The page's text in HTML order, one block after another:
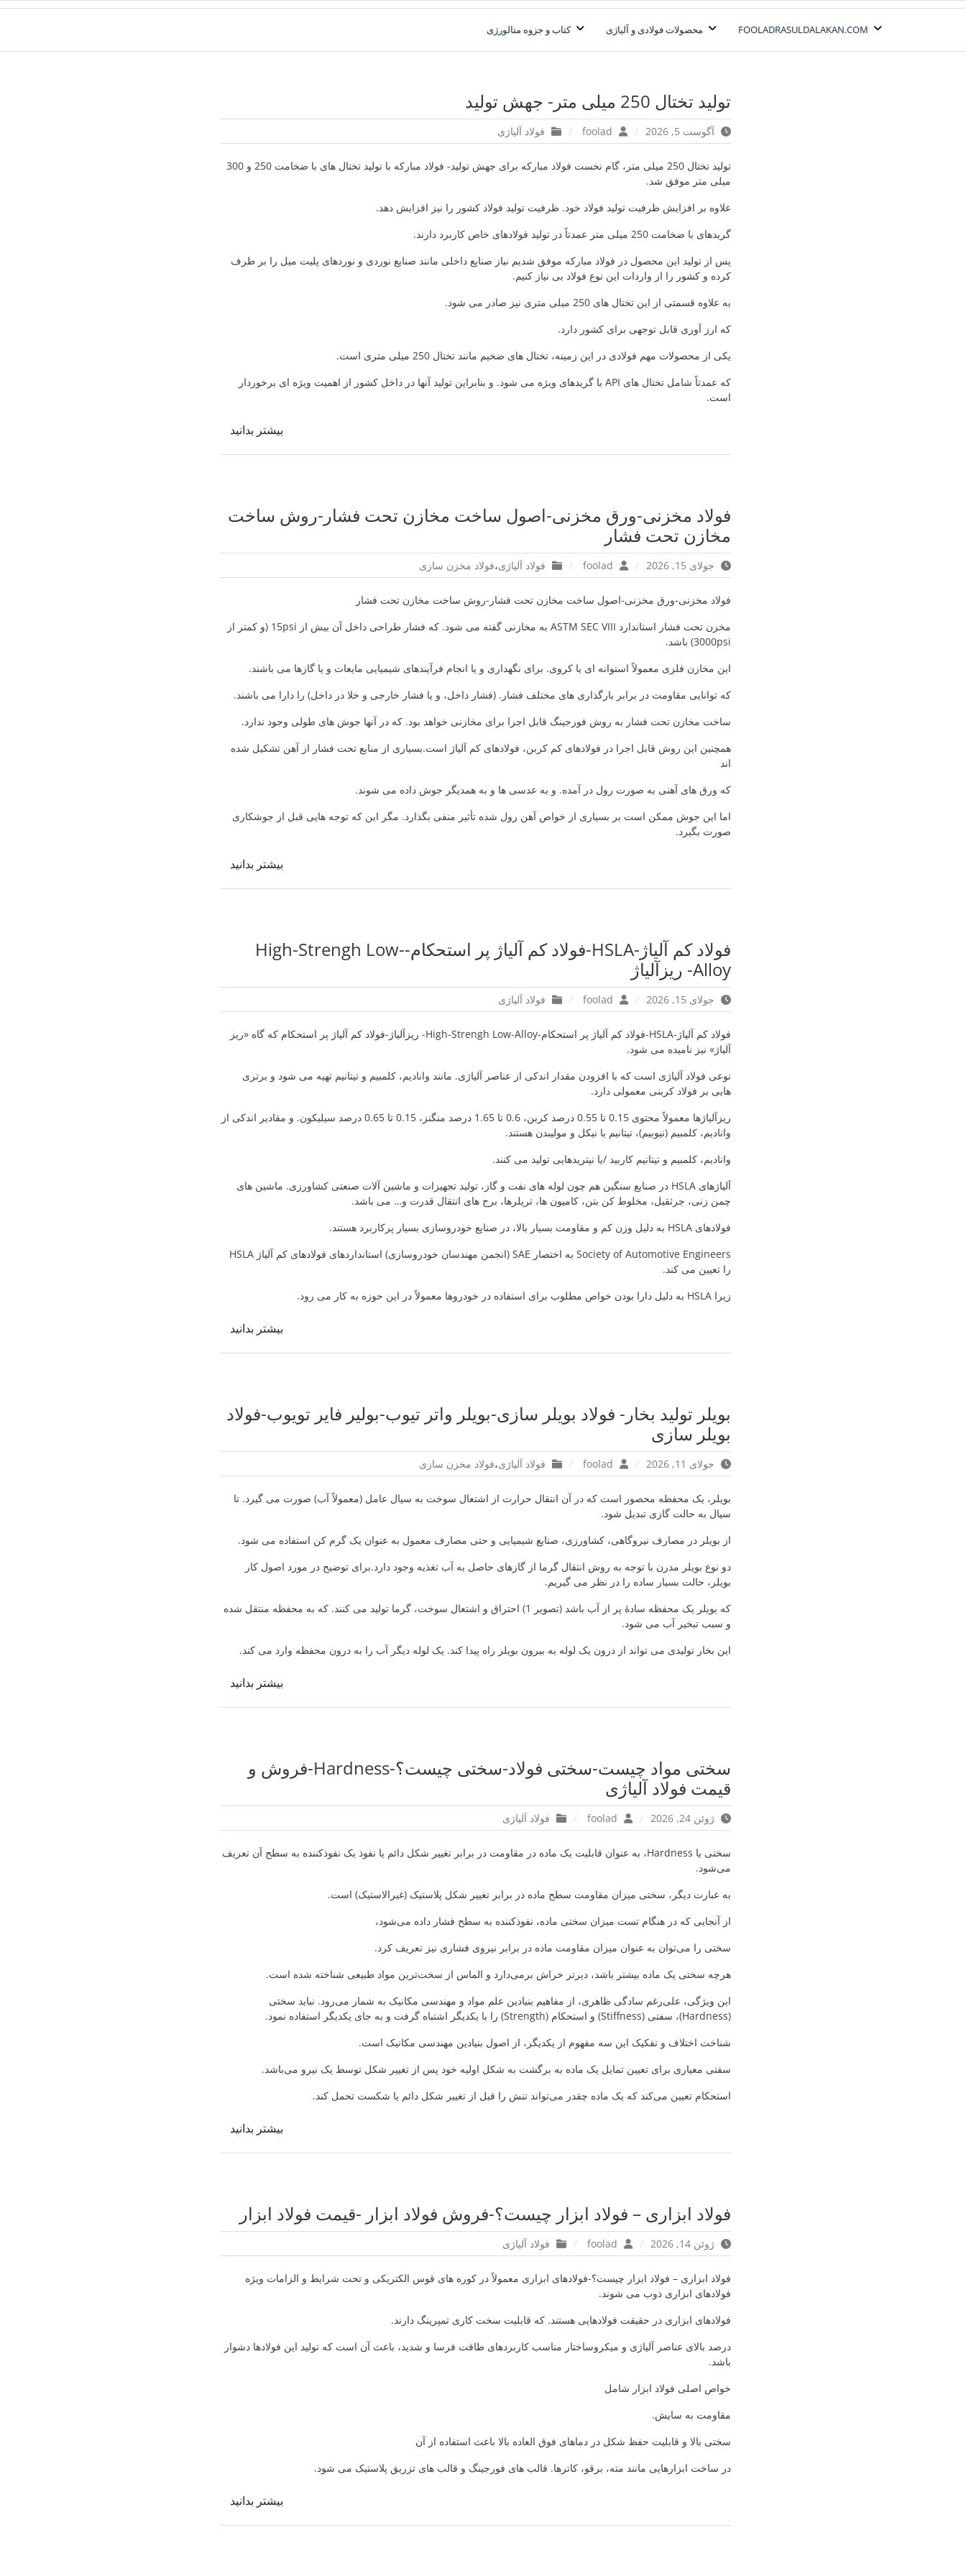
پرش
فولاد رسول دلاکان
فولاد آلیاژی-میلگرد آلیاژی-تسمه آلیاژی-ورق آلیاژی-لوله آلیاژی-نبشی فولادی-ناودانی فولادی-قیمت ورق-قیمت فولاد
FOOLADRASULDALAKAN.COM محصولات فولادی و آلیاژی کتاب و جزوه متالورژی
تولید تختال 250 میلی متر- جهش تولید
آگوست 5, 2026 فولاد آلیاژی
تولید تختال 250 میلی متر، گام نخست فولاد مبارکه برای جهش تولید- فولاد مبارکه با تولید تختال های با ضخامت 250 و 300
میلی متر موفق شد.
علاوه بر افزایش ظرفیت تولید فولاد خود. ظرفیت تولید فولاد کشور را نیز افزایش دهد.
گریدهای با ضخامت 250 میلی متر عمدتاً در تولید فولادهای خاص کاربرد دارند.
پس از تولید این محصول در فولاد مبارکه موفق شدیم نیاز صنایع داخلی مانند صنایع نوردی و نوردهای پلیت میل را بر طرف
کرده و کشور را از واردات این نوع فولاد بی نیاز کنیم.
به علاوه قسمتی از این تختال های 250 میلی متری نیز صادر می شود.
که ارز آوری قابل توجهی برای کشور دارد.
یکی از محصولات مهم فولادی در این زمینه، تختال های ضخیم مانند تختال 250 میلی متری است.
که عمدتاً شامل تختال های API با گریدهای ویژه می شود. و بنابراین تولید آنها در داخل کشور از اهمیت ویژه ای برخوردار
است.
بیشتر بدانید
فولاد مخزنی-ورق مخزنی-اصول ساخت مخازن تحت فشار-روش ساخت
مخازن تحت فشار
جولای 15, 2026 فولاد آلیاژی،فولاد مخزن سازی
فولاد مخزنی-ورق مخزنی-اصول ساخت مخازن تحت فشار-روش ساخت مخازن تحت فشار
مخزن تحت فشار استاندارد ASTM SEC VIII به مخازنی گفته می شود. که فشار طراحی داخل آن بیش از 15psi (و کمتر از
3000psi) باشد.
این مخازن فلزی معمولاً استوانه ای یا کروی. برای نگهداری و یا انجام فرآیندهای شیمیایی مایعات و یا گازها می باشند.
که توانایی مقاومت در برابر بارگذاری های مختلف فشار. (فشار داخل، و یا فشار خارجی و خلا در داخل) را دارا می باشند.
ساخت مخازن تحت فشار به روش فورجینگ قابل اجرا برای مخازنی خواهد بود. که در آنها جوش های طولی وجود ندارد.
همچنین این روش قابل اجرا در فولادهای کم کربن، فولادهای کم آلیاژ است.بسیاری از منابع تحت فشار از آهن تشکیل شده
اند
که ورق های آهنی به صورت رول در آمده. و به عدسی ها و به همدیگر جوش داده می شوند.
اما این جوش ممکن است بر بسیاری از خواص آهن رول شده تأثیر منفی بگذارد. مگر این که توجه هایی قبل از جوشکاری
صورت بگیرد.
بیشتر بدانید
فولاد کم آلیاژ-HSLA-فولاد کم آلیاژ پر استحکام-High-Strengh Low-
Alloy- ریزآلیاژ
جولای 15, 2026 فولاد آلیاژی
فولاد کم آلیاژ-HSLA-فولاد کم آلیاژ پر استحکام-High-Strengh Low-Alloy- ریزآلیاژ-فولاد کم آلیاژ پر استحکام که گاه «ریز
آلیاژ» نیز نامیده می شود.
نوعی فولاد آلیاژی است که با افزودن مقدار اندکی از عناصر آلیاژی. مانند وانادیم، کلمبیم و تیتانیم تهیه می شود و برتری
هایی بر فولاد کربنی معمولی دارد.
ریزآلیاژها معمولاً محتوی 0.15 تا 0.55 درصد کربن، 0.6 تا 1.65 درصد منگنز، 0.15 تا 0.65 درصد سیلیکون. و مقادیر اندکی از
وانادیم، کلمبیم (نیوبیم)، تیتانیم یا نیکل و مولیبدن هستند.
وانادیم، کلمبیم و تیتانیم کاربید /یا نیتریدهایی تولید می کنند.
آلیاژهای HSLA در صنایع سنگین هم چون لوله های نفت و گاز، تولید تجهیزات و ماشین آلات صنعتی کشاورزی. ماشین های
چمن زنی، جرثقیل، مخلوط کن بتن، کامیون ها، تریلرها، برج های انتقال قدرت و… می باشد.
فولادهای HSLA به دلیل وزن کم و مقاومت بسیار بالا، در صنایع خودروسازی بسیار پرکاربرد هستند.
Society of Automotive Engineers به اختصار SAE (انجمن مهندسان خودروسازی) استانداردهای فولادهای کم آلیاژ HSLA
را تعیین می کند.
زیرا HSLA به دلیل دارا بودن خواص مطلوب برای استفاده در خودروها معمولاً در این حوزه به کار می رود.
بیشتر بدانید
بویلر تولید بخار- فولاد بویلر سازی-بویلر واتر تیوب-بولیر فایر تویوب-فولاد
بویلر سازی
جولای 11, 2026 فولاد آلیاژی،فولاد مخزن سازی
بویلر، یک محفظه محصور است که در آن انتقال حرارت از اشتعال سوخت به سیال عامل (معمولاً آب) صورت می گیرد. تا
سیال به حالت گازی تبدیل شود.
از بویلر در مصارف نیروگاهی، کشاورزی، صنایع شیمیایی و حتی مصارف معمول به عنوان یک گرم کن استفاده می شود.
دو نوع بویلر مدرن با توجه به روش انتقال گرما از گازهای حاصل به آب تغذیه وجود دارد.برای توضیح در مورد اصول کار
بویلر، حالت بسیار ساده را در نظر می گیریم.
که بویلر یک محفظه سادۀ پر از آب باشد (تصویر 1) احتراق و اشتعال سوخت، گرما تولید می کنند. که به محفظه منتقل شده
و سبب تبخیر آب می شود.
این بخار تولیدی می تواند از درون یک لوله به بیرون بویلر راه پیدا کند. یک لوله دیگر آب را به درون محفظه وارد می کند.
بیشتر بدانید
سختی مواد چیست-سختی فولاد-سختی چیست؟-Hardness-فروش و
قیمت فولاد آلیاژی
ژوئن 24, 2026 فولاد آلیاژی
سختی یا Hardness، به عنوان قابلیت یک ماده در مقاومت در برابر تغییر شکل دائم یا نفوذ یک نفوذکننده به سطح آن تعریف
می‌شود.
به عبارت دیگر، سختی میزان مقاومت سطح ماده در برابر تغییر شکل پلاستیک (غیرالاستیک) است.
از آنجایی که در هنگام تست میزان سختی ماده، نفوذکننده به سطح فشار داده می‌شود،
سختی را می‌توان به عنوان میزان مقاومت ماده در برابر نیروی فشاری نیز تعریف کرد.
هرچه سختی یک ماده بیشتر باشد، دیرتر خراش برمی‌دارد و الماس از سخت‌ترین مواد طبیعی شناخته شده است.
این ویژگی، علی‌رغم سادگی ظاهری، از مفاهیم بنیادین علم مواد و مهندسی مکانیک به شمار می‌رود. نباید سختی
(Hardness)، سفتی (Stiffness) و استحکام (Strength) را با یکدیگر اشتباه گرفت و به جای یکدیگر استفاده نمود.
شناخت اختلاف و تفکیک این سه مفهوم از یکدیگر، از اصول بنیادین مهندسی مکانیک است.
سفتی معیاری برای تعیین تمایل یک ماده به برگشت به شکل اولیه خود پس از تغییر شکل توسط یک نیرو می‌باشد.
استحکام تعیین می‌کند که یک ماده چقدر می‌تواند تنش را قبل از تغییر شکل دائم یا شکست تحمل کند.
بیشتر بدانید
فولاد ابزاری – فولاد ابزار چیست؟-فروش فولاد ابزار -قیمت فولاد ابزار
ژوئن 14, 2026 فولاد آلیاژی
فولاد ابزاری – فولاد ابزار چیست؟-فولادهای ابزاری معمولاً در کوره های قوس الکتریکی و تحت شرایط و الزامات ویژه
فولادهای ابزاری ذوب می شوند.
فولادهای ابزاری در حقیقت فولادهایی هستند. که قابلیت سخت کاری تمپرینگ دارند.
درصد بالای عناصر آلیاژی و میکروساختار مناسب کاربردهای طاقت فرسا و شدید، باعث آن است که تولید این فولادها دشوار
باشد.
خواص اصلی فولاد ابزار شامل
مقاومت به سایش.
سختی بالا و قابلیت حفظ شکل در دماهای فوق العاده بالا باعث استفاده از آن
در ساخت ابزارهایی مانند مته، برقو، کاترها. قالب های فورجینگ و قالب های تزریق پلاستیک می شود.
بیشتر بدانید